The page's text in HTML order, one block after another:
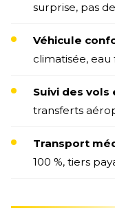
surprise, pas
Véhicule
climatisée,
Suivi des vols
transferts
Transport
100 %, tiers